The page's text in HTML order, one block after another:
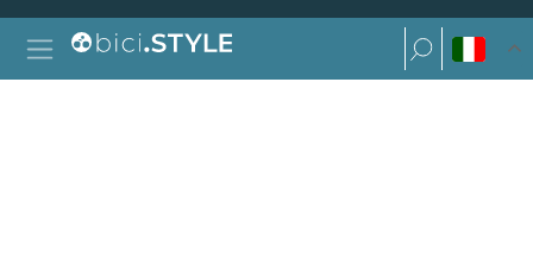
Vai al contenuto
Navigazione principale
Ricerca per:
Ricerca per: